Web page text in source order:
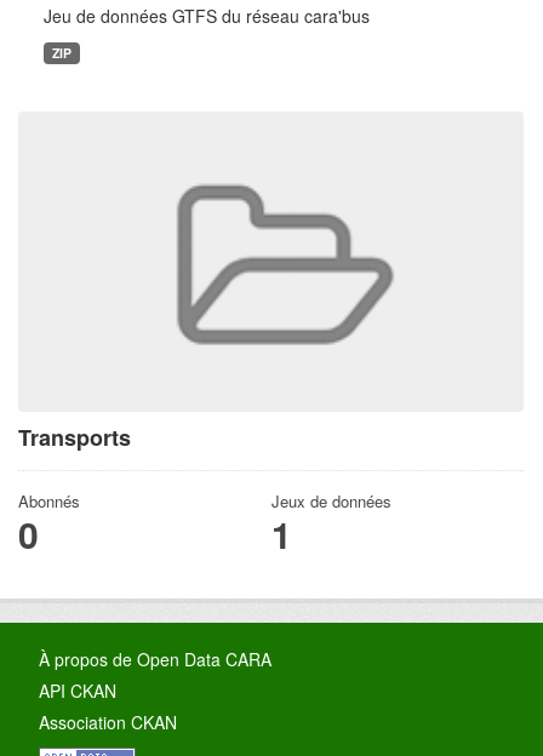
Transports
Abonnés
0
Jeux de données
1
Jeu de données GTFS du réseau cara'bus
ZIP
À propos de Open Data CARA
API CKAN
Association CKAN